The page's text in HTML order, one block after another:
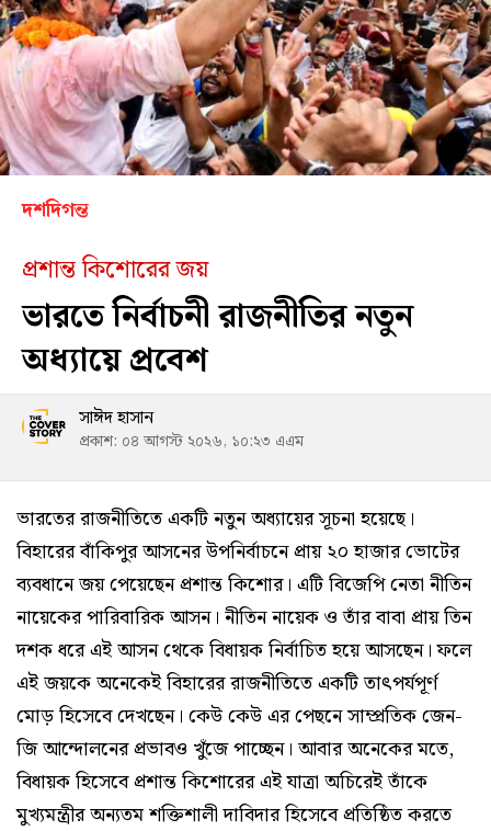
দশদিগন্ত
প্রশান্ত কিশোরের জয়
ভারতে নির্বাচনী রাজনীতির নতুন
অধ্যায়ে প্রবেশ
সাঈদ হাসান
প্রকাশ: ০৪ আগস্ট ২০২৬, ১০:২৩ এএম
ভারতের রাজনীতিতে একটি নতুন অধ্যায়ের সূচনা হয়েছে।
বিহারের বাঁকিপুর আসনের উপনির্বাচনে প্রায় ২০ হাজার ভোটের
ব্যবধানে জয় পেয়েছেন প্রশান্ত কিশোর। এটি বিজেপি নেতা নীতিন
নায়েকের পারিবারিক আসন। নীতিন নায়েক ও তাঁর বাবা প্রায় তিন
দশক ধরে এই আসন থেকে বিধায়ক নির্বাচিত হয়ে আসছেন। ফলে
এই জয়কে অনেকেই বিহারের রাজনীতিতে একটি তাৎপর্যপূর্ণ
মোড় হিসেবে দেখছেন। কেউ কেউ এর পেছনে সাম্প্রতিক জেন-
জি আন্দোলনের প্রভাবও খুঁজে পাচ্ছেন। আবার অনেকের মতে,
বিধায়ক হিসেবে প্রশান্ত কিশোরের এই যাত্রা অচিরেই তাঁকে
মুখ্যমন্ত্রীর অন্যতম শক্তিশালী দাবিদার হিসেবে প্রতিষ্ঠিত করতে